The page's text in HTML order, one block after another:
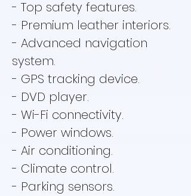
- Top safety features.
- Premium leather interiors.
- Advanced navigation
system.
- GPS tracking device.
- DVD player.
- Wi-Fi connectivity.
- Power windows.
- Air conditioning.
- Climate control.
- Parking sensors.